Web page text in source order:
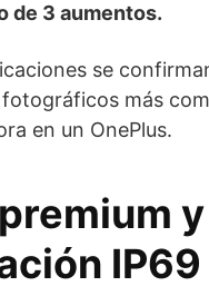
de 3 aumentos.
se
fotográficos más
en un OnePlus.
y
IP69